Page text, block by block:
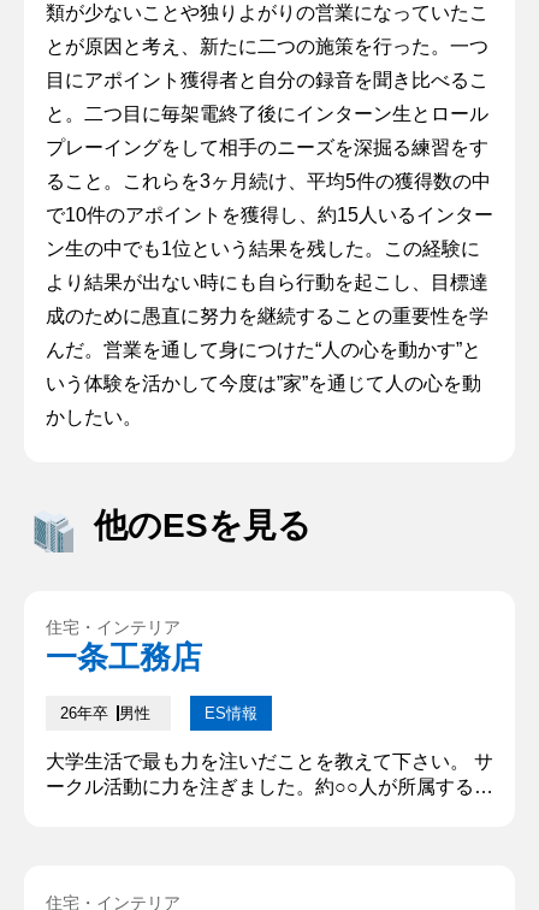
類が少ないことや独りよがりの営業になっていたこ
とが原因と考え、新たに二つの施策を行った。一つ
目にアポイント獲得者と自分の録音を聞き比べるこ
と。二つ目に毎架電終了後にインターン生とロール
プレーイングをして相手のニーズを深掘る練習をす
ること。これらを3ヶ月続け、平均5件の獲得数の中
で10件のアポイントを獲得し、約15人いるインター
ン生の中でも1位という結果を残した。この経験に
より結果が出ない時にも自ら行動を起こし、目標達
成のために愚直に努力を継続することの重要性を学
んだ。営業を通して身につけた“人の心を動かす”と
いう体験を活かして今度は”家”を通じて人の心を動
かしたい。
他のESを見る
住宅・インテリア
一条工務店
26年卒 男性 ES情報
大学生活で最も力を注いだことを教えて下さい。 サ
ークル活動に力を注ぎました。約○○人が所属するサ
住宅・インテリア